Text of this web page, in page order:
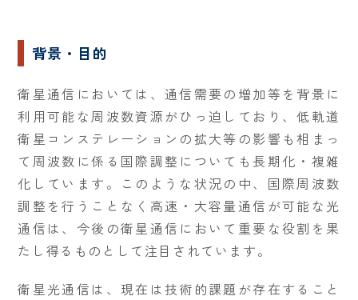
背景・目的
衛星通信においては、通信需要の増加等を背景に
利用可能な周波数資源がひっ迫しており、低軌道
衛星コンステレーションの拡大等の影響も相まっ
て周波数に係る国際調整についても長期化・複雑
化しています。このような状況の中、国際周波数
調整を行うことなく高速・大容量通信が可能な光
通信は、今後の衛星通信において重要な役割を果
たし得るものとして注目されています。
衛星光通信は、現在は技術的課題が存在すること